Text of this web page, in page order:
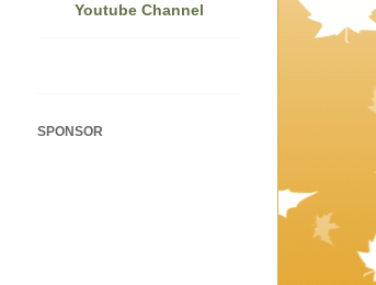
Youtube Channel
SPONSOR